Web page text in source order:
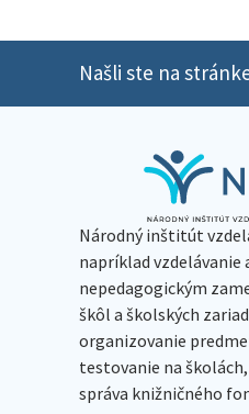
Našli ste na
Národný inštitút
napríklad vzdelávanie
nepedagogickým
škôl a školských
organizovanie
testovanie na
správa knižničného